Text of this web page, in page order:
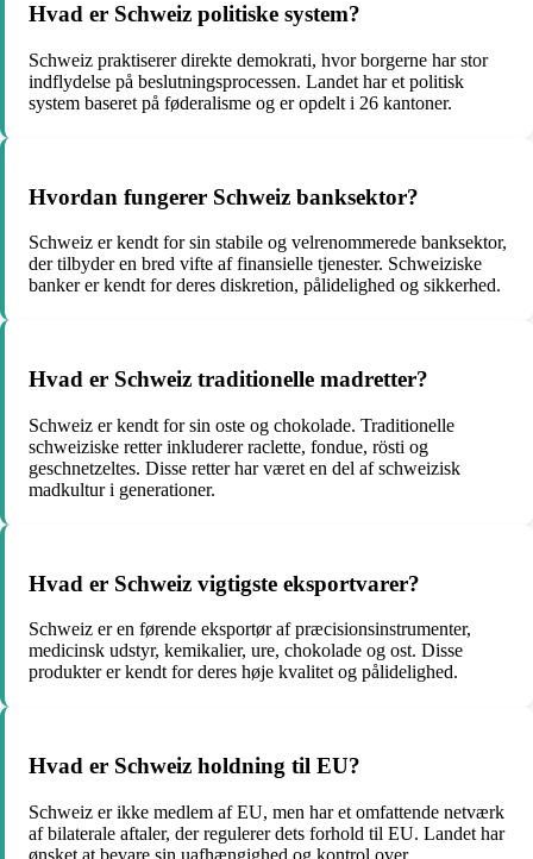
Hvad er Schweiz politiske system?
Schweiz praktiserer direkte demokrati, hvor borgerne har stor
indflydelse på beslutningsprocessen. Landet har et politisk
system baseret på føderalisme og er opdelt i 26 kantoner.
Hvordan fungerer Schweiz banksektor?
Schweiz er kendt for sin stabile og velrenommerede banksektor,
der tilbyder en bred vifte af finansielle tjenester. Schweiziske
banker er kendt for deres diskretion, pålidelighed og sikkerhed.
Hvad er Schweiz traditionelle madretter?
Schweiz er kendt for sin oste og chokolade. Traditionelle
schweiziske retter inkluderer raclette, fondue, rösti og
geschnetzeltes. Disse retter har været en del af schweizisk
madkultur i generationer.
Hvad er Schweiz vigtigste eksportvarer?
Schweiz er en førende eksportør af præcisionsinstrumenter,
medicinsk udstyr, kemikalier, ure, chokolade og ost. Disse
produkter er kendt for deres høje kvalitet og pålidelighed.
Hvad er Schweiz holdning til EU?
Schweiz er ikke medlem af EU, men har et omfattende netværk
af bilaterale aftaler, der regulerer dets forhold til EU. Landet har
ønsket at bevare sin uafhængighed og kontrol over